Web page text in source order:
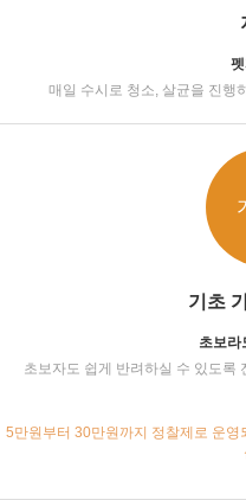
매일 수시로 청소, 살균을 진행
기초
초보라
초보자도 쉽게 반려하실 수 있도록
5만원부터 30만원까지 정찰제로 운